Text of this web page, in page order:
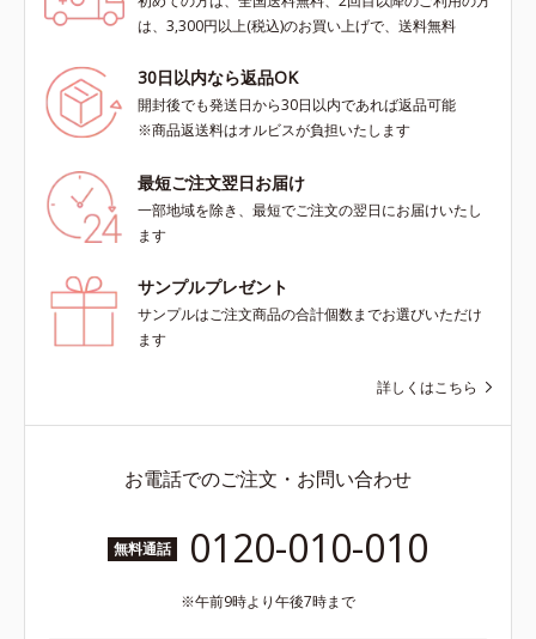
は、3,300円以上(税込)のお買い上げで、送料無料
30日以内なら返品OK
開封後でも発送日から30日以内であれば返品可能
※商品返送料はオルビスが負担いたします
最短ご注文翌日お届け
一部地域を除き、最短でご注文の翌日にお届けいたし
ます
サンプルプレゼント
サンプルはご注文商品の合計個数までお選びいただけ
ます
詳しくはこちら
お電話でのご注文・お問い合わせ
無料通話 0120-010-010
午前9時より午後7時まで